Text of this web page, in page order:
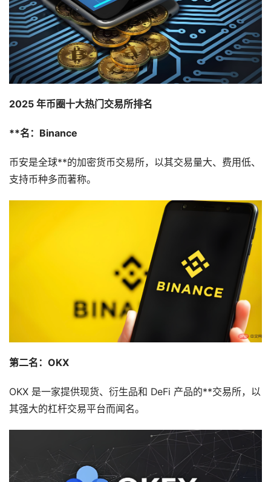
2025 年币圈十大热门交易所排名
**名：Binance
币安是全球**的加密货币交易所，以其交易量大、费用低、
支持币种多而著称。
第二名：OKX
OKX 是一家提供现货、衍生品和 DeFi 产品的**交易所，以
其强大的杠杆交易平台而闻名。